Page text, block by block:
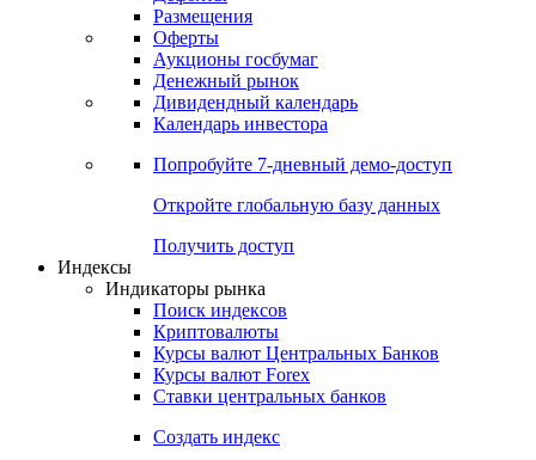
Получить доступ
Календарь
Календарь событий
Дефолты
Размещения
Оферты
Денежный рынок
Календарь инвестора
Попробуйте7-дневный
Откройте глобальную базу данных
Получить доступ
Индикаторы рынка
Поиск индексов
Курсы валют Центральных Банков